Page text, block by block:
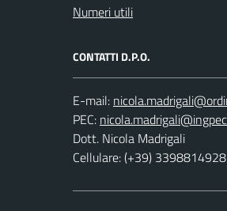
Numeri utili
CONTATTI D.P.O.
E-mail:
PEC:
Dott. Nicola Madrigali
Cellulare: (+39) 3398814928